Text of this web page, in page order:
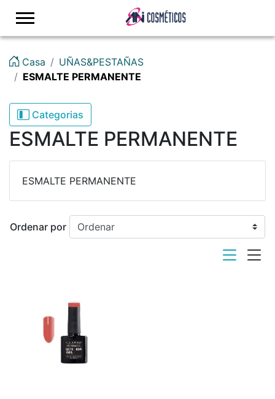
Casa
UÑAS&PESTAÑAS
ESMALTE PERMANENTE
Categorias
ESMALTE PERMANENTE
ESMALTE PERMANENTE
Ordenar por
viewmode list